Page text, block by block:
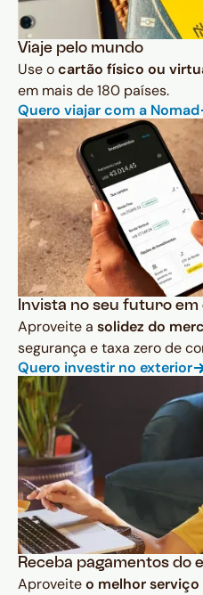
Viaje pelo mundo
Use ocartão físico ou
em mais de 180 países.
Quero viajar com a Nomad
Invista no seu futuro em
Aproveite a solidez do
segurança e taxa zero de
Quero investir no exterior
Receba pagamentos do
Aproveiteo melhor